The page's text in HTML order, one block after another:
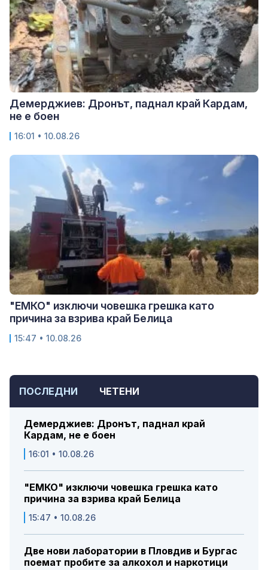
ПОСЛЕДНИ ЧЕТЕНИ
Демерджиев: Дронът, паднал край
Кардам, не е боен
16:01 • 10.08.26
"ЕМКО" изключи човешка грешка като
причина за взрива край Белица
15:47 • 10.08.26
Две нови лаборатории в Пловдив и Бургас
поемат пробите за алкохол и наркотици
Демерджиев: Дронът, паднал край Кардам,
не е боен
16:01 • 10.08.26
"ЕМКО" изключи човешка грешка като
причина за взрива край Белица
15:47 • 10.08.26